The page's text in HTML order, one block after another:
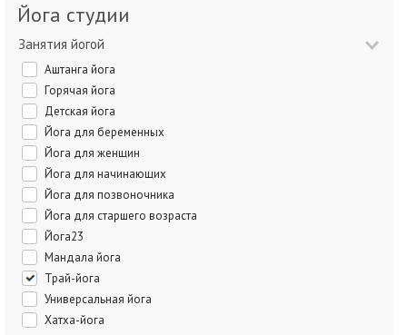
Йога студии
Занятия йогой
Аштанга йога
Горячая йога
Детская йога
Йога для беременных
Йога для женщин
Йога для начинающих
Йога для позвоночника
Йога для старшего возраста
Йога23
Мандала йога
Трай-йога
Универсальная йога
Хатха-йога